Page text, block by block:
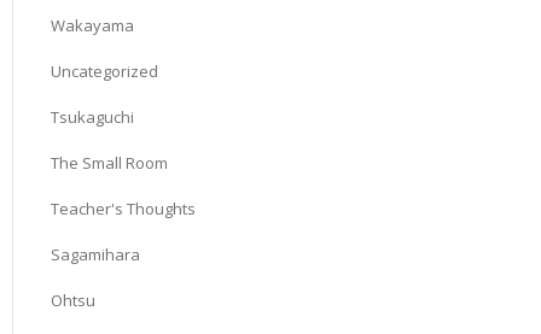
Wakayama
Uncategorized
Tsukaguchi
The Small Room
Teacher's Thoughts
Sagamihara
Ohtsu